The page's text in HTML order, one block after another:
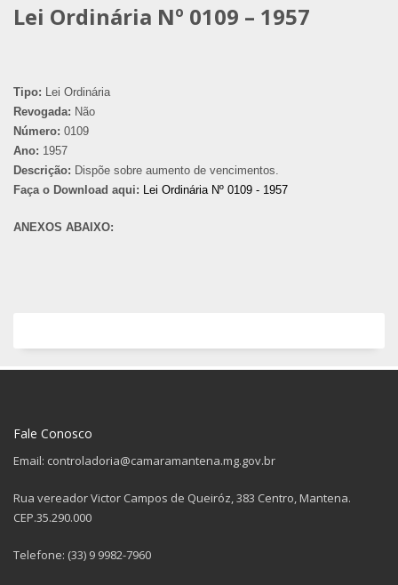
Lei Ordinária Nº 0109 – 1957
Tipo: Lei Ordinária
Revogada: Não
Número: 0109
Ano: 1957
Descrição: Dispõe sobre aumento de vencimentos.
Faça o Download aqui: Lei Ordinária Nº 0109 - 1957
ANEXOS ABAIXO:
Fale Conosco
Email: controladoria@camaramantena.mg.gov.br
Rua vereador Victor Campos de Queiróz, 383 Centro, Mantena.
CEP.35.290.000
Telefone: (33) 9 9982-7960